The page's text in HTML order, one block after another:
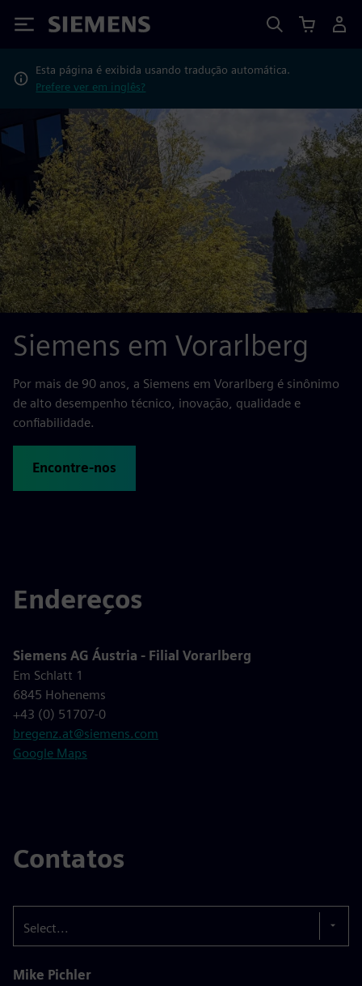
Siemens
Esta página é exibida usando tradução automática.
Prefere ver em inglês?
Siemens em Vorarlberg
Por mais de 90 anos, a Siemens em Vorarlberg é sinônimo
de alto desempenho técnico, inovação, qualidade e
confiabilidade.
Encontre-nos
Endereços
Siemens AG Áustria - Filial Vorarlberg
Em Schlatt 1
6845 Hohenems
+43 (0) 51707-0
bregenz.at@siemens.com
Google Maps
Contatos
Select...
Mike Pichler